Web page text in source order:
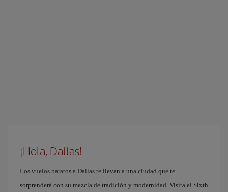
¡Hola, Dallas!
Los vuelos baratos a Dallas te llevan a una ciudad que te
sorprenderá con su mezcla de tradición y modernidad. Visita el Sixth